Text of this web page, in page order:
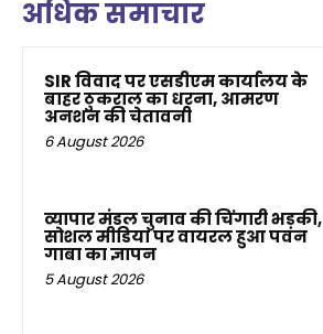
अधिक समाचार
SIR विवाद पर एसडीएम कार्यालय के
बाहर ठुकराल का धरना, आमरण
अनशन की चेतावनी
6 August 2026
व्यापार मंडल चुनाव की चिंगारी भड़की,
सोशल मीडिया पर वायरल हुआ पवन
गाबा का ज्ञापन
5 August 2026